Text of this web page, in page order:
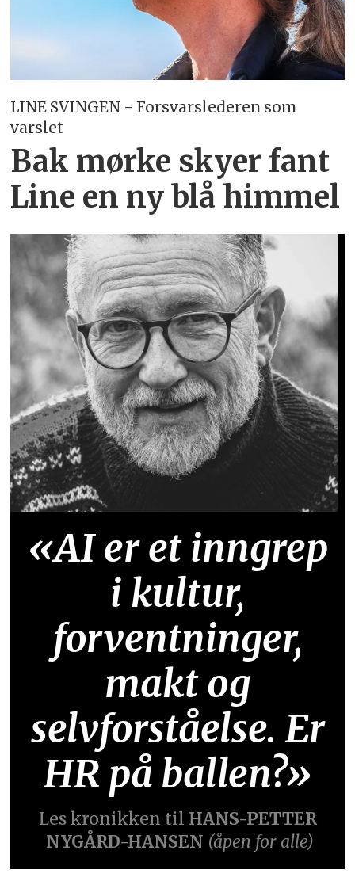
LINE SVINGEN - Forsvarslederen som
varslet
Bak mørke skyer fant
Line en ny blå himmel
«AI er et inngrep
i kultur,
forventninger,
makt og
selvforståelse. Er
HR på ballen?»
Les kronikken til HANS-PETTER
NYGÅRD-HANSEN (åpen for alle)